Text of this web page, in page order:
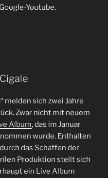
Youtube.
melden sich zwei Jahre
Zwar nicht mit neuem
Album, das im Januar
wurde. Enthalten
das Schaffen der
Produktion stellt sich
ein Live Album